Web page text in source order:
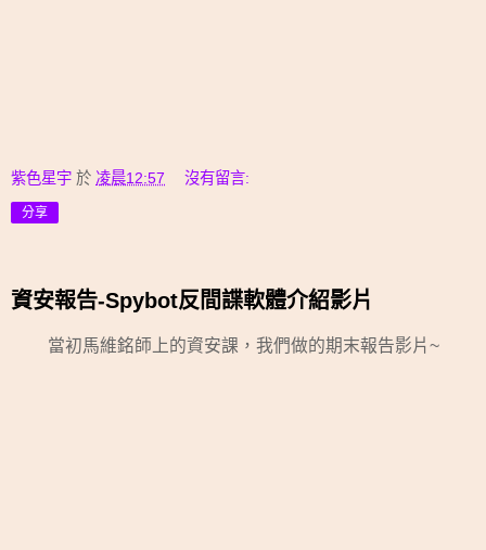
紫色星宇 於 凌晨12:57 沒有留言:
分享
資安報告-Spybot反間諜軟體介紹影片
當初馬維銘師上的資安課，我們做的期末報告影片~